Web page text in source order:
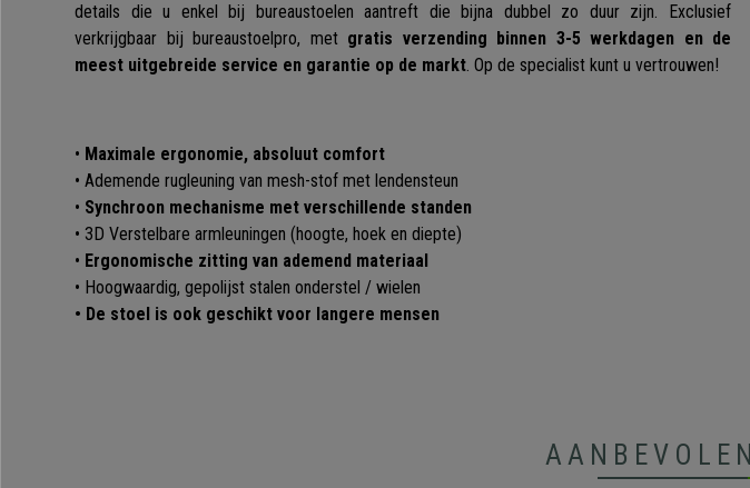
details die u enkel bij bureaustoelen aantreft die bijna dubbel zo duur zijn. Exclusief
verkrijgbaar bij bureaustoelpro, met gratis verzending binnen 3-5 werkdagen en de
meest uitgebreide service en garantie op de markt. Op de specialist kunt u vertrouwen!
• Maximale ergonomie, absoluut comfort
• Ademende rugleuning van mesh-stof met lendensteun
• Synchroon mechanisme met verschillende standen
• 3D Verstelbare armleuningen (hoogte, hoek en diepte)
• Ergonomische zitting van ademend materiaal
• Hoogwaardig, gepolijst stalen onderstel / wielen
• De stoel is ook geschikt voor langere mensen
AANBEVOLEN